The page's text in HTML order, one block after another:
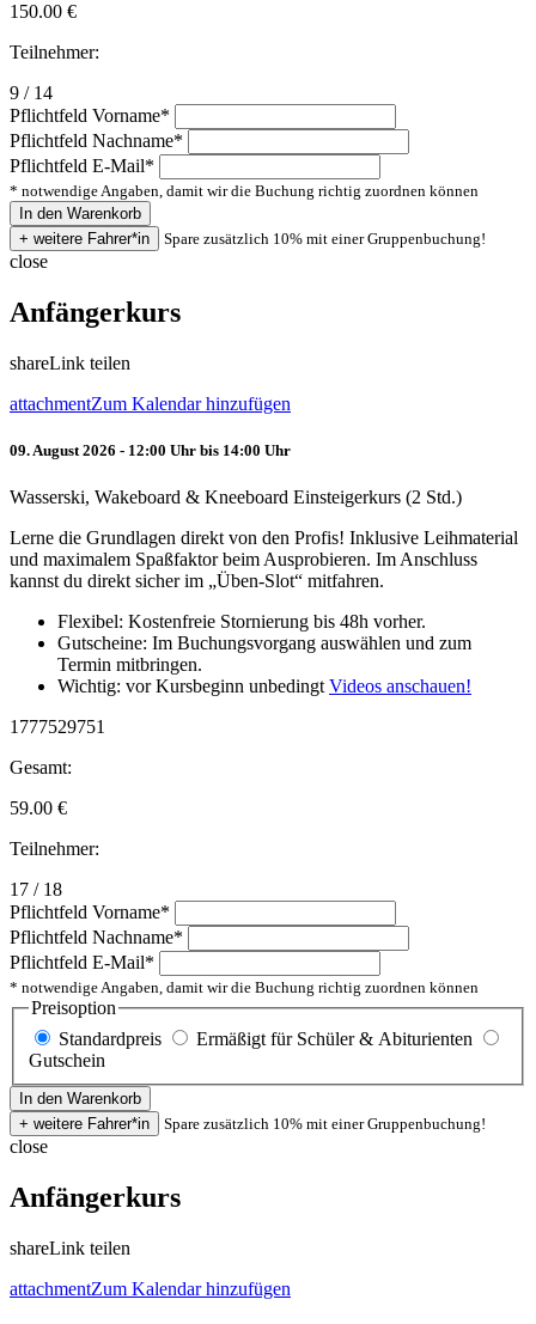
150.00 €
Teilnehmer:
9 / 14
Pflichtfeld Vorname*
Pflichtfeld Nachname*
Pflichtfeld E-Mail*
* notwendige Angaben, damit wir die Buchung richtig zuordnen können
Spare zusätzlich 10% mit einer Gruppenbuchung!
close
Anfängerkurs
shareLink teilen
attachmentZum Kalendar hinzufügen
09. August 2026 - 12:00 Uhr bis 14:00 Uhr
Wasserski, Wakeboard & Kneeboard Einsteigerkurs (2 Std.)
Lerne die Grundlagen direkt von den Profis! Inklusive Leihmaterial
und maximalem Spaßfaktor beim Ausprobieren. Im Anschluss
kannst du direkt sicher im „Üben-Slot“ mitfahren.
Flexibel: Kostenfreie Stornierung bis 48h vorher.
Gutscheine: Im Buchungsvorgang auswählen und zum
Termin mitbringen.
Wichtig: vor Kursbeginn unbedingt Videos anschauen!
1777529751
Gesamt:
59.00 €
Teilnehmer:
17 / 18
Pflichtfeld Vorname*
Pflichtfeld Nachname*
Pflichtfeld E-Mail*
* notwendige Angaben, damit wir die Buchung richtig zuordnen können
Preisoption
Standardpreis
Ermäßigt für Schüler & Abiturienten
Gutschein
Spare zusätzlich 10% mit einer Gruppenbuchung!
close
Anfängerkurs
shareLink teilen
attachmentZum Kalendar hinzufügen